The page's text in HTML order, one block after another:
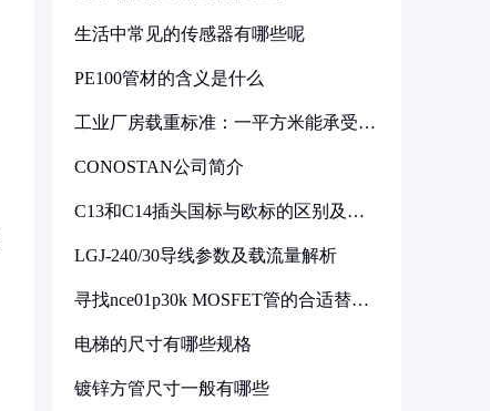
生活中常见的传感器有哪些呢
PE100管材的含义是什么
工业厂房载重标准：一平方米能承受多
CONOSTAN公司简介
C13和C14插头国标与欧标的区别及其
LGJ-240/30导线参数及载流量解析
寻找nce01p30k MOSFET管的合适替代
电梯的尺寸有哪些规格
镀锌方管尺寸一般有哪些